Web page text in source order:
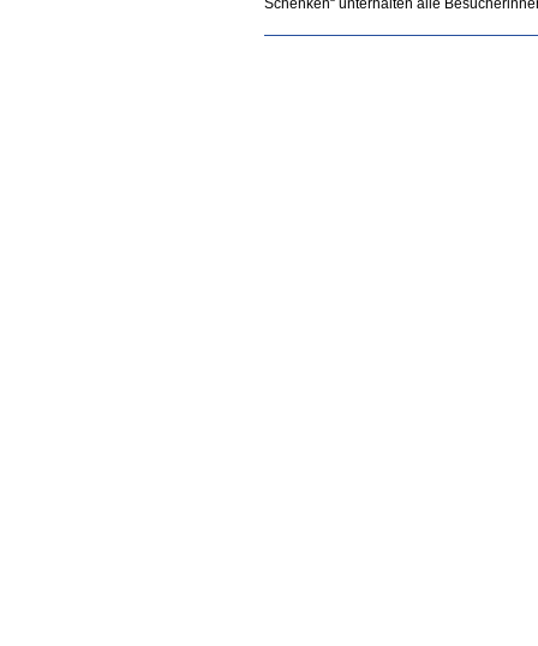
Schenken“ unterhalten alle